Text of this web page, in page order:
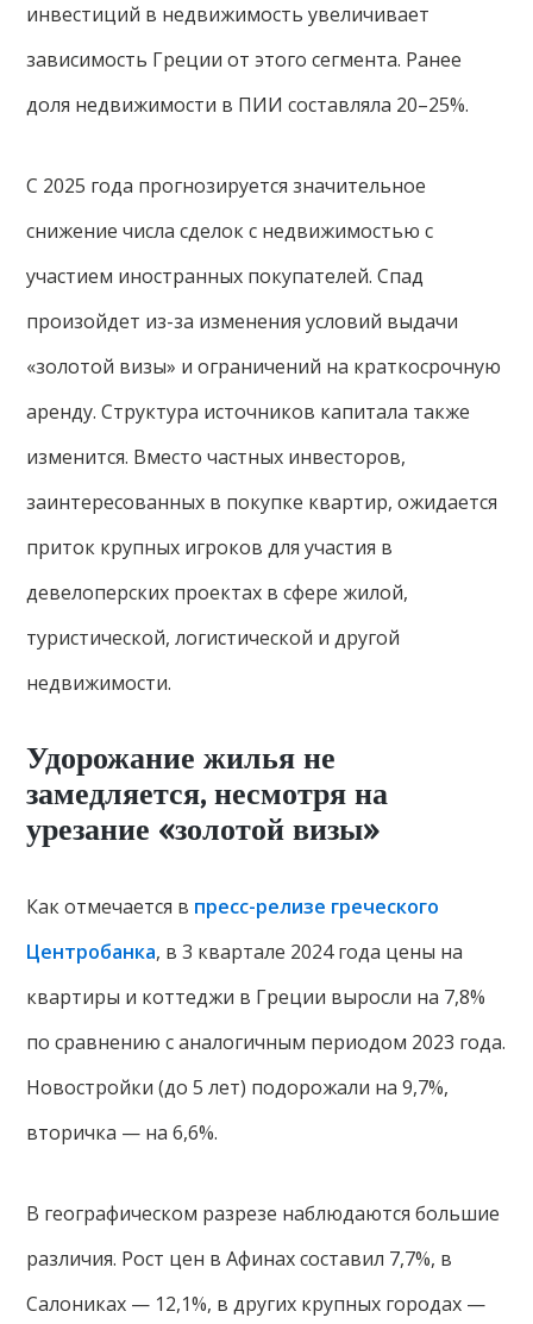
инвестиций в недвижимость увеличивает
зависимость Греции от этого сегмента. Ранее
доля недвижимости в ПИИ составляла 20–25%.
С 2025 года прогнозируется значительное
снижение числа сделок с недвижимостью с
участием иностранных покупателей. Спад
произойдет из-за изменения условий выдачи
«золотой визы» и ограничений на краткосрочную
аренду. Структура источников капитала также
изменится. Вместо частных инвесторов,
заинтересованных в покупке квартир, ожидается
приток крупных игроков для участия в
девелоперских проектах в сфере жилой,
туристической, логистической и другой
недвижимости.
Удорожание жилья не
замедляется, несмотря на
урезание «золотой визы»
Как отмечается в пресс-релизе греческого
Центробанка, в 3 квартале 2024 года цены на
квартиры и коттеджи в Греции выросли на 7,8%
по сравнению с аналогичным периодом 2023 года.
Новостройки (до 5 лет) подорожали на 9,7%,
вторичка — на 6,6%.
В географическом разрезе наблюдаются большие
различия. Рост цен в Афинах составил 7,7%, в
Салониках — 12,1%, в других крупных городах —